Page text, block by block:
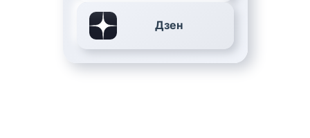
Дзен